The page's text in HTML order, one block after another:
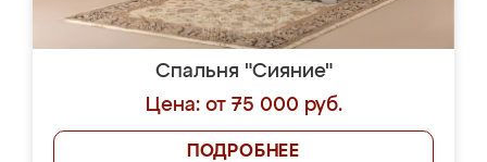
Спальня "Сияние"
Цена: от 75 000 руб.
ПОДРОБНЕЕ